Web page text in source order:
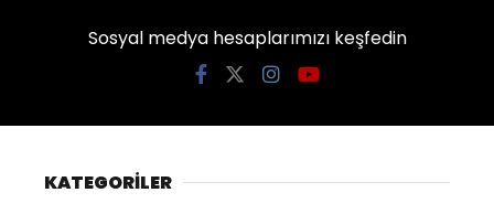
Sosyal medya hesaplarımızı keşfedin
KATEGORİLER